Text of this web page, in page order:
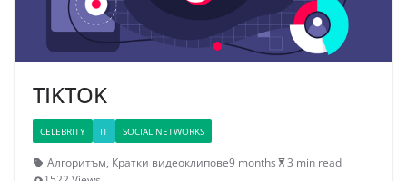
TIKTOK
CELEBRITY IT SOCIAL NETWORKS
Алгоритъм, Кратки видеоклипове9 months
3 min read